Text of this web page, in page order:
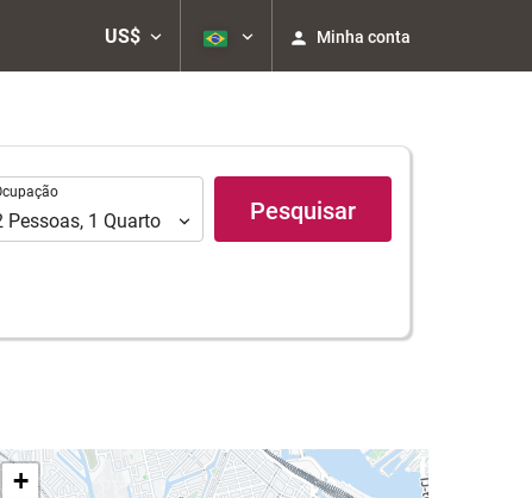
US$ Minha conta
Pessoas, 1 Quarto Pesquisar
+